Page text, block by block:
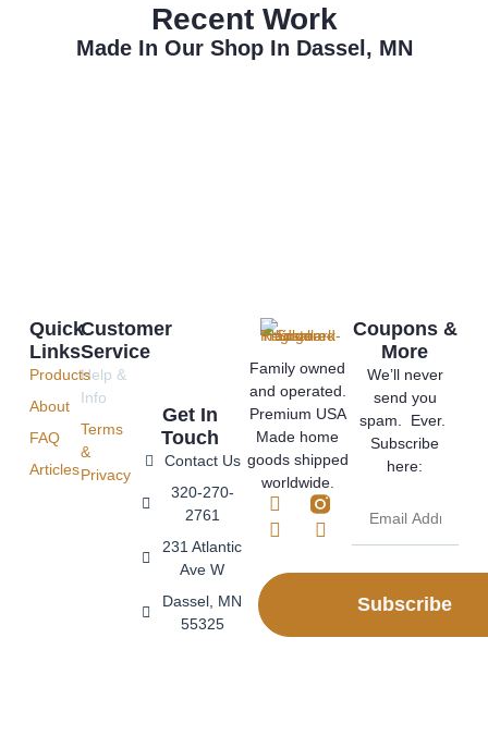
Recent Work
Made In Our Shop In Dassel, MN
Family owned
and operated.
Premium USA
Made home
goods shipped
worldwide.
Customer
Service
Help &
Info
Terms
&
Privacy
Quick
Links
Products
About
FAQ
Articles
Get In
Touch
Contact Us
320-270-
2761
231 Atlantic
Ave W
Dassel, MN
55325
Coupons &
More
We’ll never
send you
spam. Ever.
Subscribe
here:
Subscribe